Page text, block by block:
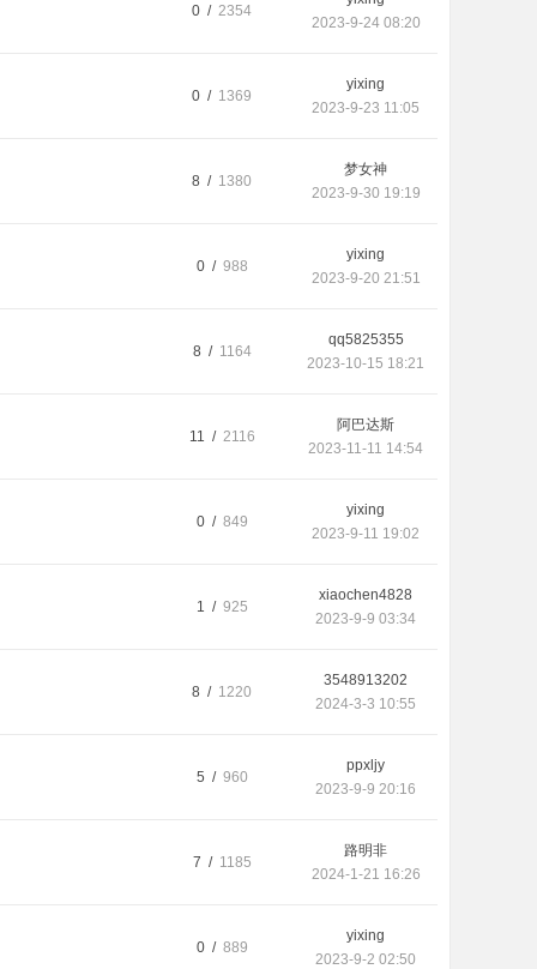
0 / 2354
2023-9-24 08:20
0 / 1369
yixing
2023-9-23 11:05
8 / 1380
梦女神
2023-9-30 19:19
0 / 988
yixing
2023-9-20 21:51
8 / 1164
qq5825355
2023-10-15 18:21
11 / 2116
阿巴达斯
2023-11-11 14:54
0 / 849
yixing
2023-9-11 19:02
1 / 925
xiaochen4828
2023-9-9 03:34
8 / 1220
3548913202
2024-3-3 10:55
5 / 960
ppxljy
2023-9-9 20:16
7 / 1185
路明非
2024-1-21 16:26
0 / 889
yixing
2023-9-2 02:50